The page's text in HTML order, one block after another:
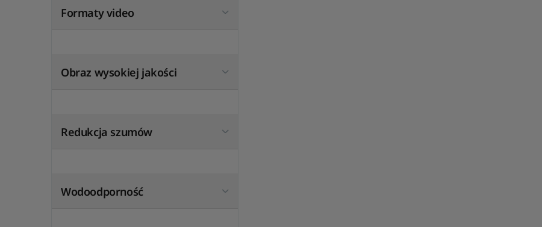
Formaty video
Obraz wysokiej jakości
Redukcja szumów
Wodoodporność